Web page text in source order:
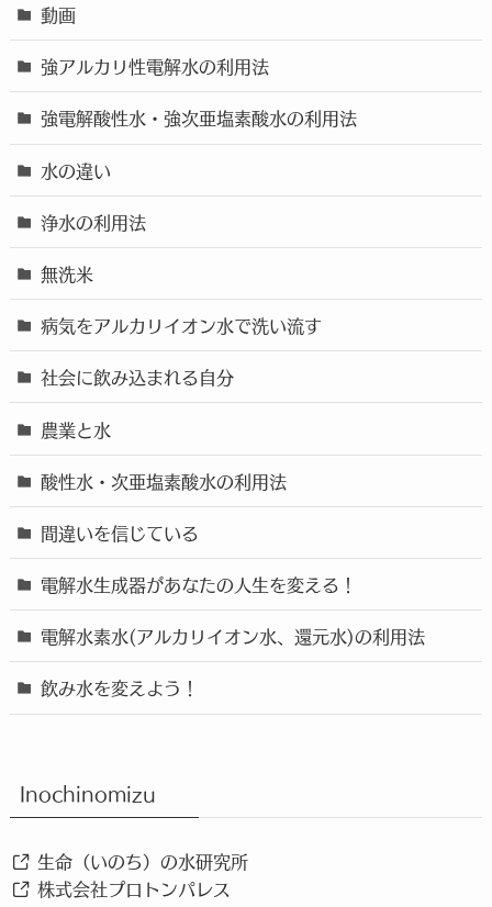
動画
強アルカリ性電解水の利用法
強電解酸性水・強次亜塩素酸水の利用法
水の違い
浄水の利用法
無洗米
病気をアルカリイオン水で洗い流す
社会に飲み込まれる自分
農業と水
酸性水・次亜塩素酸水の利用法
間違いを信じている
電解水生成器があなたの人生を変える！
電解水素水(アルカリイオン水、還元水)の利用法
飲み水を変えよう！
Inochinomizu
生命（いのち）の水研究所
株式会社プロトンパレス